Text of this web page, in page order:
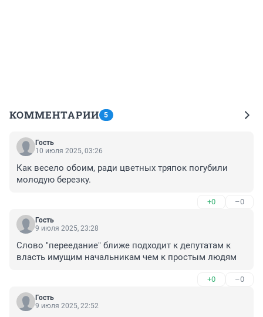
КОММЕНТАРИИ 5
Гость
10 июля 2025, 03:26
Как весело обоим, ради цветных тряпок погубили
молодую березку.
+0 –0
Гость
9 июля 2025, 23:28
Слово "переедание" ближе подходит к депутатам к
власть имущим начальникам чем к простым людям
+0 –0
Гость
9 июля 2025, 22:52